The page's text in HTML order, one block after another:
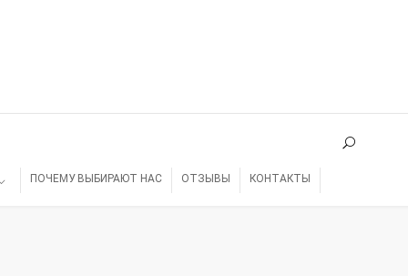
ПОЧЕМУ ВЫБИРАЮТ НАС ОТЗЫВЫ КОНТАКТЫ